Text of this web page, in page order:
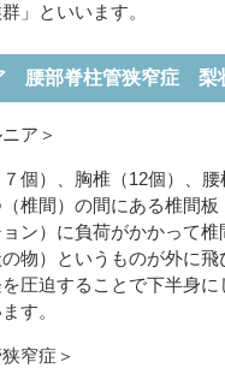
」といいます。
腰部脊柱管狭窄症 梨
ア＞
個）、胸椎（12個）、腰
椎間）の間にある椎間板
ョン）に負荷がかかって
物）というものが外に
圧迫することで下半身に
す。
窄症＞